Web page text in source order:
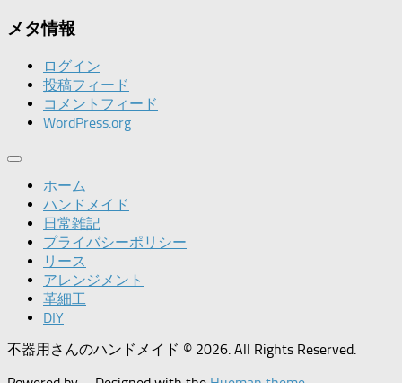
メタ情報
ログイン
投稿フィード
コメントフィード
WordPress.org
ホーム
ハンドメイド
日常雑記
プライバシーポリシー
リース
アレンジメント
革細工
DIY
不器用さんのハンドメイド © 2026. All Rights Reserved.